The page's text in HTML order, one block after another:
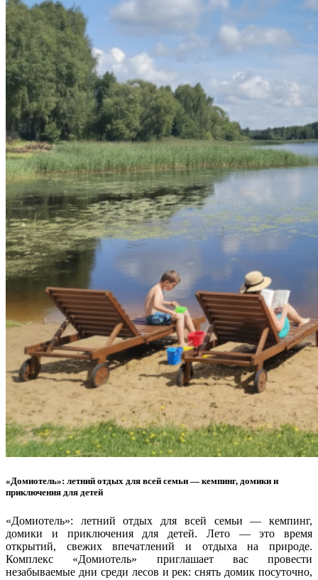
«Домиотель»: летний отдых для всей семьи — кемпинг, домики и
приключения для детей
«Домиотель»: летний отдых для всей семьи — кемпинг,
домики и приключения для детей. Лето — это время
открытий, свежих впечатлений и отдыха на природе.
Комплекс «Домиотель» приглашает вас провести
незабываемые дни среди лесов и рек: снять домик посуточно,